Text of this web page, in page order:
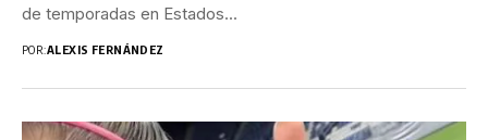
de temporadas en Estados...
POR:ALEXIS FERNÁNDEZ